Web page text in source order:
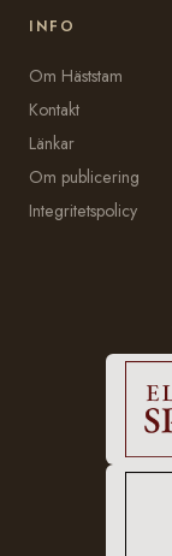
INFO
Om Häststam
Kontakt
Länkar
Om publicering
Integritetspolicy